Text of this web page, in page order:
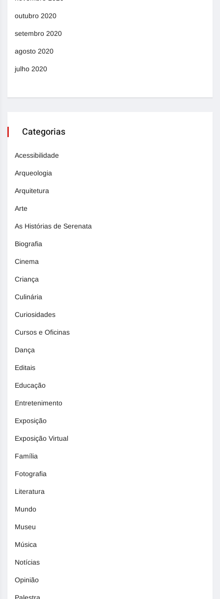
outubro 2020
setembro 2020
agosto 2020
julho 2020
Categorias
Acessibilidade
Arqueologia
Arquitetura
Arte
As Histórias de Serenata
Biografia
Cinema
Criança
Culinária
Curiosidades
Cursos e Oficinas
Dança
Editais
Educação
Entretenimento
Exposição
Exposição Virtual
Família
Fotografia
Literatura
Mundo
Museu
Música
Notícias
Opinião